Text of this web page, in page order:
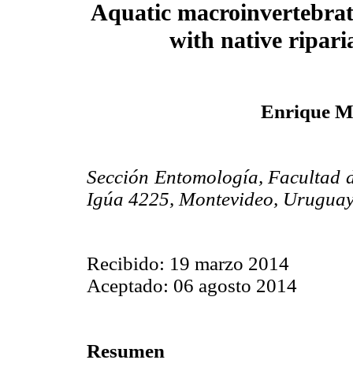
Aquatic
with native
Enrique
Sección Entomología, Facultad
Igúa 4225, Montevideo,
Recibido: 19 marzo 2014
Aceptado: 06 agosto 2014
Resumen